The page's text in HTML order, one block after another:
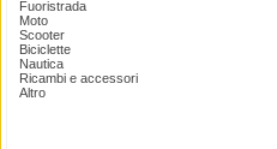
Fuoristrada
Moto
Scooter
Biciclette
Nautica
Ricambi e accessori
Altro